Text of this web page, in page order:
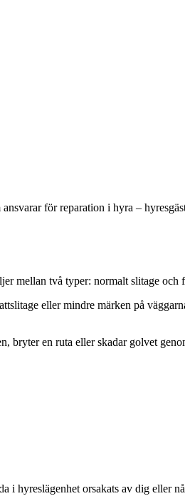
för reparation i hyra –
mellan två typer: normalt slitage och
eller mindre märken på
bryter en ruta eller skadar golvet
i hyreslägenhet orsakats av dig eller